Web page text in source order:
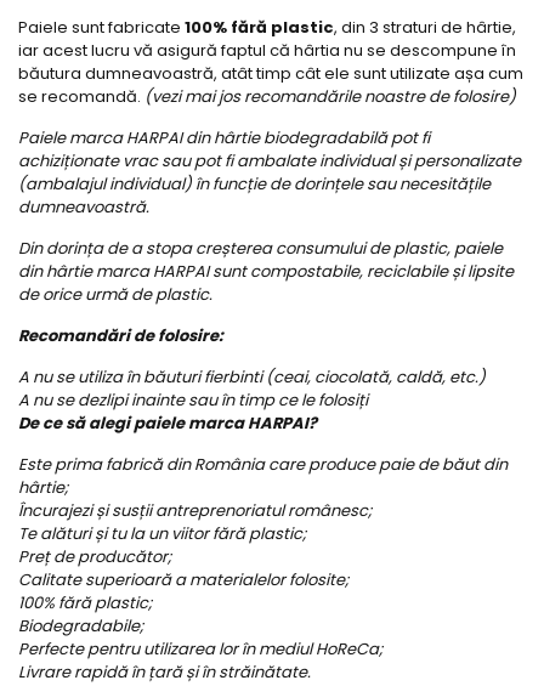
Paiele sunt fabricate 100% fără plastic, din 3 straturi de hârtie,
iar acest lucru vă asigură faptul că hârtia nu se descompune în
băutura dumneavoastră, atât timp cât ele sunt utilizate așa cum
se recomandă. (vezi mai jos recomandările noastre de folosire)
Paiele marca HARPAI din hârtie biodegradabilă pot fi
achiziționate vrac sau pot fi ambalate individual și personalizate
(ambalajul individual) în funcție de dorințele sau necesitățile
dumneavoastră.
Din dorința de a stopa creșterea consumului de plastic, paiele
din hârtie marca HARPAI sunt compostabile, reciclabile și lipsite
de orice urmă de plastic.
Recomandări de folosire:
A nu se utiliza în băuturi fierbinti (ceai, ciocolată, caldă, etc.)
A nu se dezlipi inainte sau în timp ce le folosiți
De ce să alegi paiele marca HARPAI?
Este prima fabrică din România care produce paie de băut din
hârtie;
Încurajezi și susții antreprenoriatul românesc;
Te alături și tu la un viitor fără plastic;
Preț de producător;
Calitate superioară a materialelor folosite;
100% fără plastic;
Biodegradabile;
Perfecte pentru utilizarea lor în mediul HoReCa;
Livrare rapidă în țară și în străinătate.